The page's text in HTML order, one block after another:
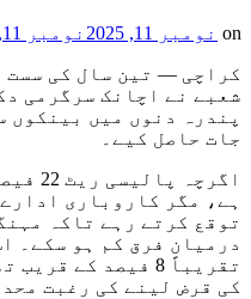
on نومبر 11, 2025
نومبر 11, 2025
کراچی — تین سال کی سست
شعبے نے اچانک سرگرمی
جات حاصل کیے۔
ہے، مگر کاروباری
توقع کرتے رہے تاکہ
درمیان فرق کم ہو سکے۔
تقریباً 8 فیصد کے
کی قرض لینے کی رغبت